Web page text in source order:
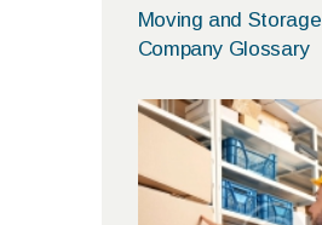
Moving and Storage
Company Glossary